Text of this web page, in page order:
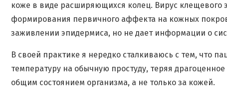
коже в виде расширяющихся колец. Вирус клещевого
формирования первичного аффекта на кожных
заживлении эпидермиса, но не дает информации о
В своей практике я нередко сталкиваюсь с тем, что
температуру на обычную простуду, теряя
общим состоянием организма, а не только за кожей.